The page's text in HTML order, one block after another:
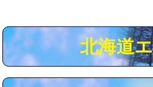
用（追加）/3ｍ超え)
給水管工事※（ライニング鋼管・銅
北海道